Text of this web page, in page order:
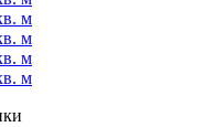
м
м
м
м